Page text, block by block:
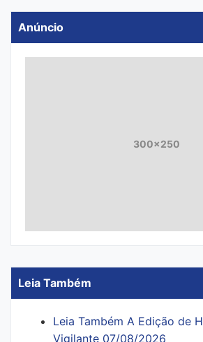
Anúncio
300x250
Leia Também
Leia Também A Edição de
Vigilante 07/08/2026